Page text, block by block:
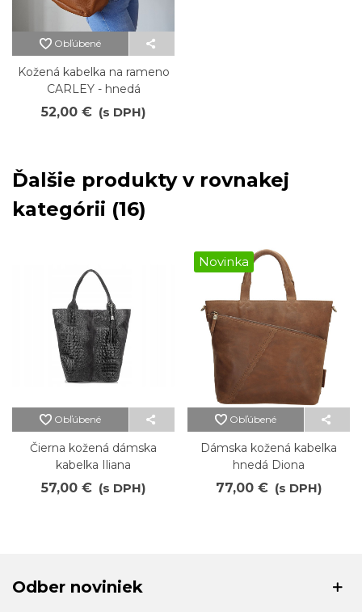
Obľúbené
Kožená kabelka na rameno
CARLEY - hnedá
52,00 € (s DPH)
Ďalšie produkty v rovnakej
kategórii (16)
Obľúbené
Čierna kožená dámska
kabelka Iliana
57,00 € (s DPH)
Novinka
Obľúbené
Dámska kožená kabelka
hnedá Diona
77,00 € (s DPH)
Odber noviniek